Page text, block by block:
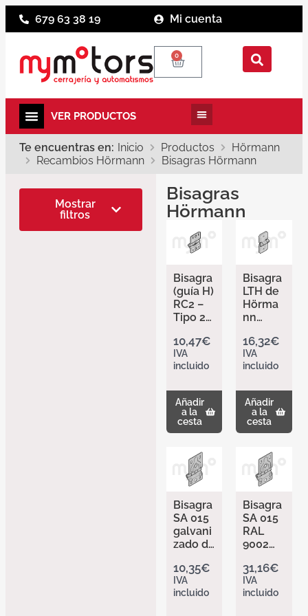
679 63 38 19 Mi cuenta
0
Te encuentras en: Inicio Productos
Hörmann
Recambios Hörmann
Bisagras Hörmann
Marcas
Hörmann
Mostrar
filtros
Bisagras
Hörmann
Bisagra
(guía H)
RC2 –
Tipo 2
Hörma
nn
304511
10,47€
IVA
incluido
Añadir
a la
cesta
Bisagra
LTH de
Hörma
nn
4
16,32€
IVA
incluido
Añadir
a la
cesta
Bisagra
SA 015
galvani
zado de
nn
309489
0
10,35€
IVA
incluido
Bisagra
SA 015
RAL
9002
Hörma
nn
309492
31,16€
IVA
incluido